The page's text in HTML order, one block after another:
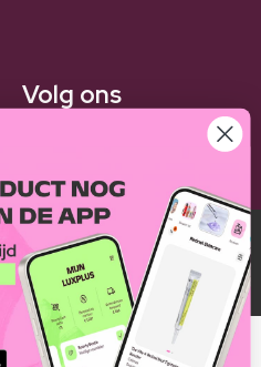
Volg ons
weergegeven in vergelijking
prijzen.